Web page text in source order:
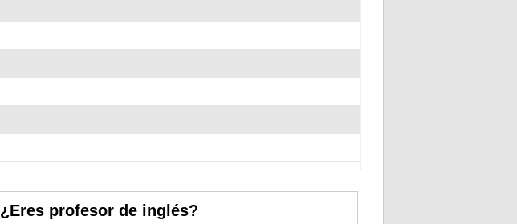
¿Eres profesor de inglés?